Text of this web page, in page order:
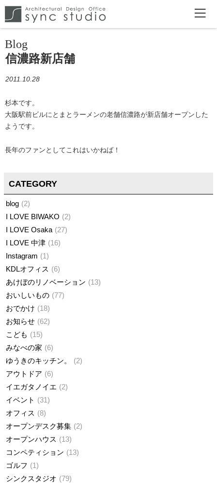
Blog
信濃路新店舗
2011.10.28
杉本です。
大阪駅前ビルにとまとラーメンの老舗信濃路が新店舗オープンした
ようです。
長年のファンとしてこれはいかねば！
CATEGORY
blog
2
I LOVE BIWAKO
2
I LOVE Osaka
27
I LOVE 中津
16
Instagram
1
KDLオフィス
6
あけぼのリノベーション
13
おいしいもの 77
おでかけ
18
お知らせ
62
こども
15
みなべの家
6
ゆうきのキッチン。
2
アウトドア
6
イエガタノイエ
2
イベント
31
オフィス
8
オープンデスク募集
2
オープンハウス
13
コンペティション
13
ゴルフ
1
シンクスタジオ
79